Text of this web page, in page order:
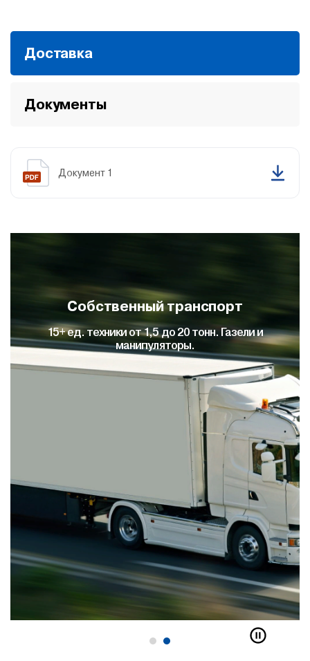
Доставка
Документы
Документ 1
Собственный склад
Это исключает кражу вашего товара на